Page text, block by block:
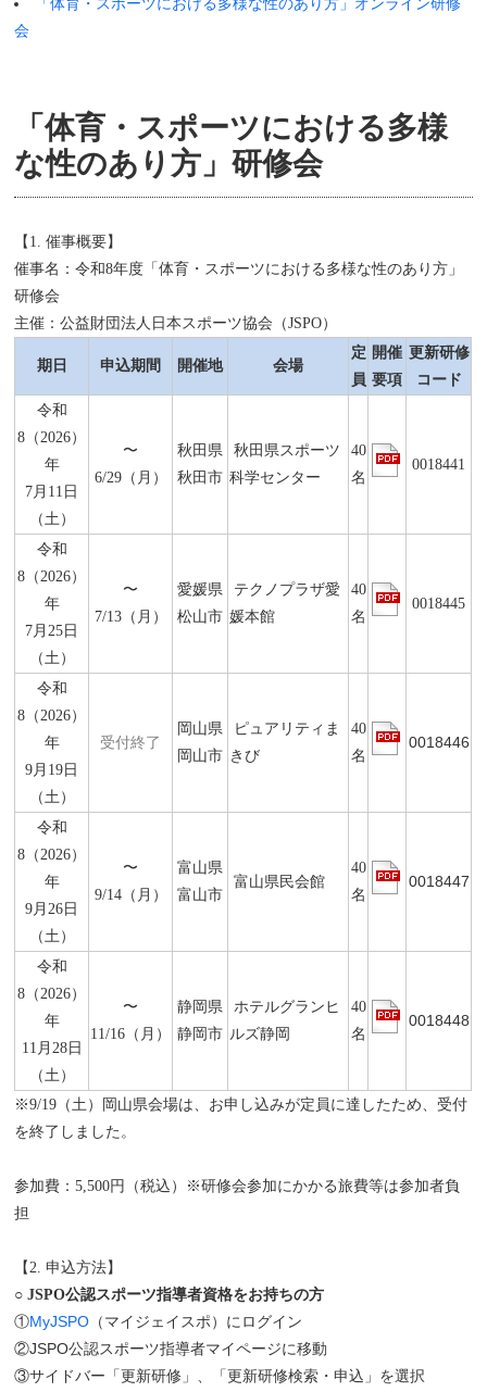
「体育・スポーツにおける多様な性のあり方」オンライン研修
会
「体育・スポーツにおける多様
な性のあり方」研修会
【1. 催事概要】
催事名：令和8年度「体育・スポーツにおける多様な性のあり方」
研修会
主催：公益財団法人日本スポーツ協会（JSPO）
期日 申込期間 開催地 会場
定
員
開催
要項
更新研修
コード
令和
8（2026）
年
7月11日
（土）
〜
6/29（月）
秋田県
秋田市
秋田県スポーツ
科学センター
40
名
0018441
令和
8（2026）
年
7月25日
（土）
〜
7/13（月）
愛媛県
松山市
テクノプラザ愛
媛本館
40
名
0018445
令和
8（2026）
年
9月19日
（土）
受付終了
岡山県
岡山市
ピュアリティま
きび
40
名
0018446
令和
8（2026）
年
9月26日
（土）
〜
9/14（月）
富山県
富山市
富山県民会館
40
名
0018447
令和
8（2026）
年
11月28日
（土）
〜
11/16（月）
静岡県
静岡市
ホテルグランヒ
ルズ静岡
40
名
0018448
※9/19（土）岡山県会場は、お申し込みが定員に達したため、受付
を終了しました。
参加費：5,500円（税込）※研修会参加にかかる旅費等は参加者負
担
【2. 申込方法】
○ JSPO公認スポーツ指導者資格をお持ちの方
①MyJSPO （マイジェイスポ）にログイン
②JSPO公認スポーツ指導者マイページに移動
③サイドバー「更新研修」、「更新研修検索・申込」を選択